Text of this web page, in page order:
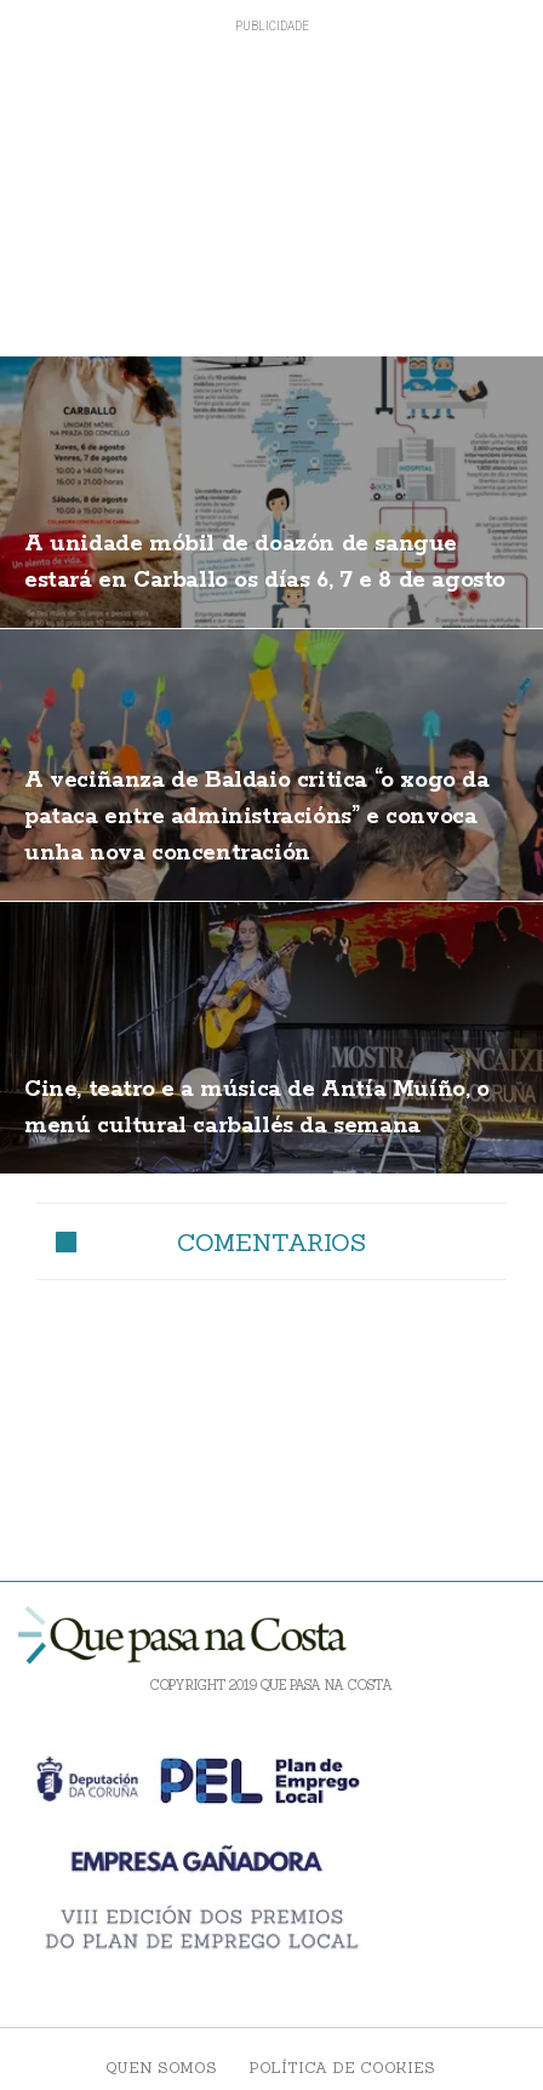
A unidade móbil de doazón de sangue
estará en Carballo os días 6, 7 e 8 de agosto
A veciñanza de Baldaio critica “o xogo da
pataca entre administracións” e convoca
unha nova concentración
Cine, teatro e a música de Antía Muíño, o
menú cultural carballés da semana
COMENTARIOS
COPYRIGHT 2019 QUE PASA NA COSTA
QUEN SOMOS POLÍTICA DE COOKIES